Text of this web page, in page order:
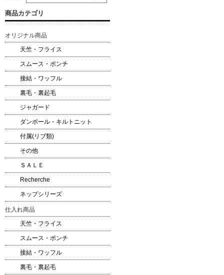
商品カテゴリ
オリジナル商品
天竺・フライス
スムース・ポンチ
接結・ワッフル
裏毛・裏起毛
ジャガード
ダンボール・キルトニット
付属(リブ類)
その他
ＳＡＬＥ
Recherche
ネップシリーズ
仕入れ商品
天竺・フライス
スムース・ポンチ
接結・ワッフル
裏毛・裏起毛